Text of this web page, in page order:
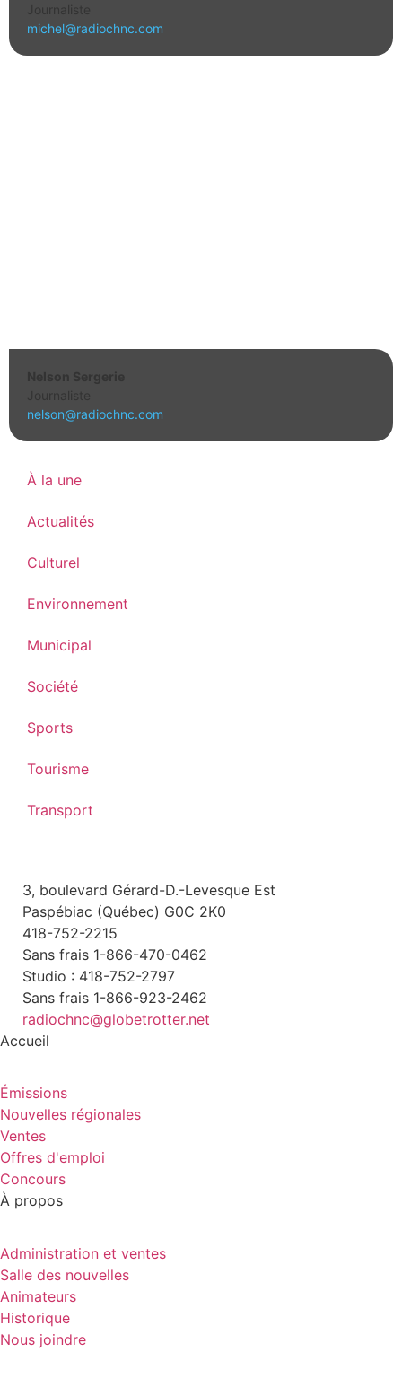
Journaliste
michel@radiochnc.com
Nelson Sergerie
Journaliste
nelson@radiochnc.com
À la une
Actualités
Culturel
Environnement
Municipal
Société
Sports
Tourisme
Transport
3, boulevard Gérard-D.-Levesque Est
Paspébiac (Québec) G0C 2K0
418-752-2215
Sans frais 1-866-470-0462
Studio : 418-752-2797
Sans frais 1-866-923-2462
radiochnc@globetrotter.net
Accueil
Émissions
Nouvelles régionales
Ventes
Offres d'emploi
Concours
À propos
Administration et ventes
Salle des nouvelles
Animateurs
Historique
Nous joindre